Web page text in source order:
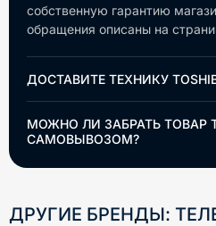
собственную гарантию
обращения описаны на
ДОСТАВИТЕ ТЕХНИКУ
МОЖНО ЛИ ЗАБРАТЬ ТОВАР
САМОВЫВОЗОМ?
ДРУГИЕ БРЕНДЫ: